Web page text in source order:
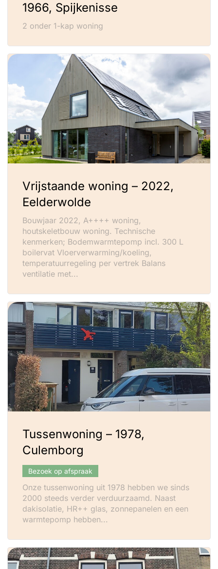
1966, Spijkenisse
2 onder 1-kap woning
Vrijstaande woning – 2022,
Eelderwolde
Bouwjaar 2022, A++++ woning,
houtskeletbouw woning. Technische
kenmerken; Bodemwarmtepomp incl. 300 L
boilervat Vloerverwarming/koeling,
temperatuurregeling per vertrek Balans
ventilatie met...
Tussenwoning – 1978,
Culemborg
Bezoek op afspraak
Onze tussenwoning uit 1978 hebben we sinds
2000 steeds verder verduurzaamd. Naast
dakisolatie, HR++ glas, zonnepanelen en een
warmtepomp hebben...